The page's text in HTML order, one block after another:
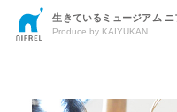
生きているミュージアム ニ
Produce by KAIYUKAN